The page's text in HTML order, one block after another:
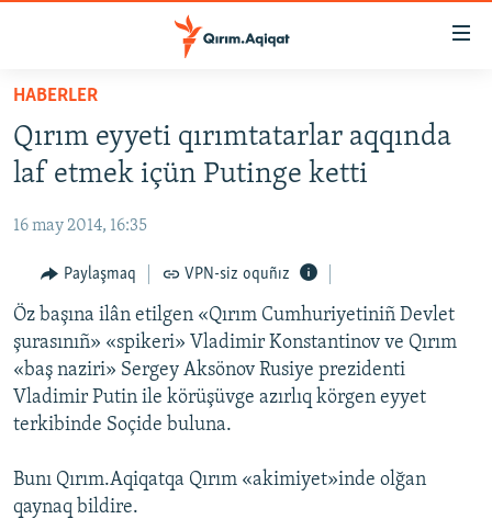
Esas
qaytmaq
Baş
qaytmaq
qaytmaq
SİYASET
CEMİYET
MEDENİYET
İNSAN AQLARI
VİDEO
SÜRET
BLOGLAR
FİKİR
HABERLER
Qırım eyyeti qırımtatarlar aqqında
laf etmek içün Putinge ketti
16 may 2014, 16:35
Paylaşmaq VPN-siz oquñız
Öz başına ilân etilgen «Qırım Cumhuriyetiniñ Devlet
şurasınıñ» «spikeri» Vladimir Konstantinov ve Qırım
«baş naziri» Sergey Aksönov Rusiye prezidenti
Vladimir Putin ile körüşüvge azırlıq körgen eyyet
terkibinde Soçide buluna.
Bunı Qırım.Aqiqatqa Qırım «akimiyet»inde olğan
qaynaq bildire.